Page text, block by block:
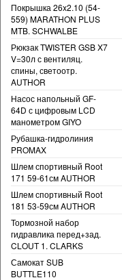
Покрышка 26x2.10 (54-
559) MARATHON PLUS
MTB. SCHWALBE
Рюкзак TWISTER GSB X7
V=30л с вентиляц.
спины, светоотр.
AUTHOR
Насос напольный GF-
64D с цифровым LCD
манометром GIYO
Рубашка-гидролиния
PROMAX
Шлем спортивный Root
171 59-61см AUTHOR
Шлем спортивный Root
181 53-59см AUTHOR
Тормозной набор
гидравлика перед+зад.
CLOUT 1. CLARKS
Самокат SUB
BUTTLE110